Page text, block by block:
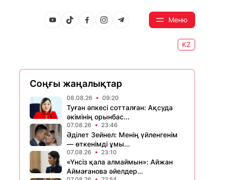
Меню
KZ
Соңғы жаңалықтар
08.08.26 09:20
Туған әпкесі сотталған: Ақсуда
әкімінің орынбас...
07.08.26 23:46
Әділет Зейнел: Менің үйленгенім
— өткенімді ұмы...
07.08.26 23:10
«Үнсіз қала алмаймын»: Айжан
Аймағанова әйелдер...